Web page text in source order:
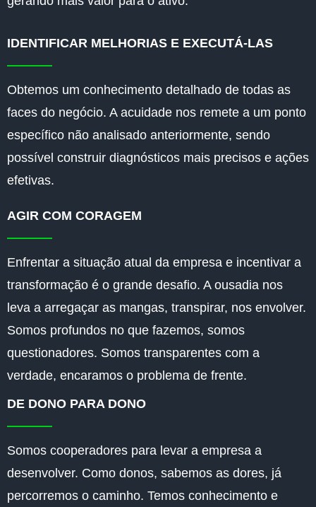
IDENTIFICAR MELHORIAS E EXECUTÁ-LAS
Obtemos um conhecimento detalhado de todas as
faces do negócio. A acuidade nos remete a um ponto
específico não analisado anteriormente, sendo
possível construir diagnósticos mais precisos e ações
efetivas.
AGIR COM CORAGEM
Enfrentar a situação atual da empresa e incentivar a
transformação é o grande desafio. A ousadia nos
leva a arregaçar as mangas, transpirar, nos envolver.
Somos profundos no que fazemos, somos
questionadores. Somos transparentes com a
verdade, encaramos o problema de frente.
DE DONO PARA DONO
Somos cooperadores para levar a empresa a
desenvolver. Como donos, sabemos as dores, já
percorremos o caminho. Temos conhecimento e